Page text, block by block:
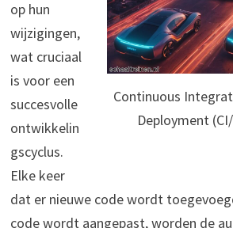
Continuous
Deployment
op hun
wijzigingen,
wat cruciaal
is voor een
succesvolle
ontwikkelin
gscyclus.
Elke keer
dat er nieuwe code wordt
code wordt aangepast, worden de